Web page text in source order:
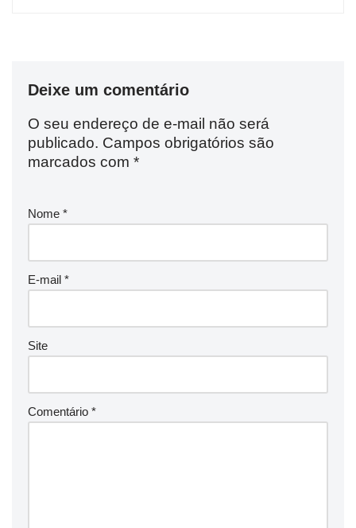
Deixe um comentário
O seu endereço de e-mail não será
publicado. Campos obrigatórios são
marcados com *
Nome *
E-mail *
Site
Comentário *